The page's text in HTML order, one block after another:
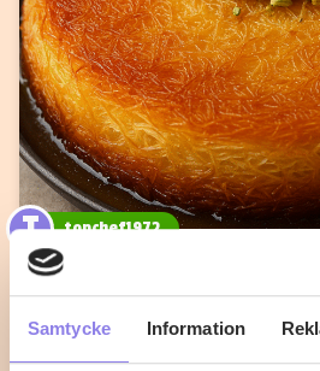
Samtycke Information
T topchef1972
Knafeh med Mascarpone
Mellan Österns delikata
marscapone